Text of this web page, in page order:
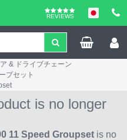
REVIEWS
& ドライブチェーン
プセット
is no longer
11 Speed Groupset is no